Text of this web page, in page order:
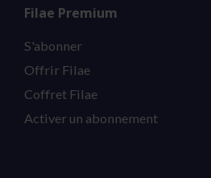
Filae Premium
S'abonner
Offrir Filae
Coffret Filae
Activer un abonnement